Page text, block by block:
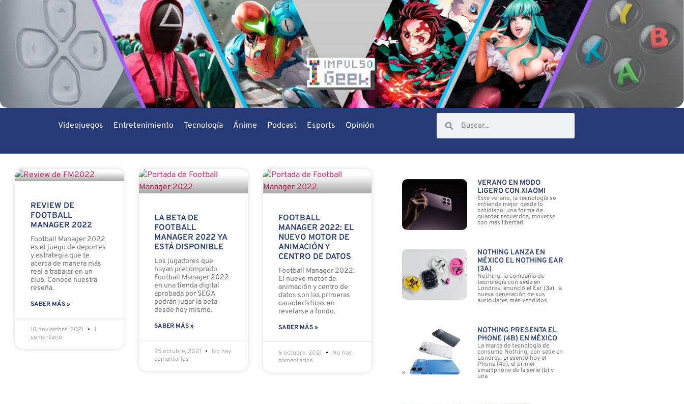
Videojuegos Entretenimiento Tecnología Ánime Podcast Esports Opinión
REVIEW DE
FOOTBALL
MANAGER 2022
Football Manager 2022
es el juego de deportes
y estrategia que te
acerca de manera más
real a trabajar en un
club. Conoce nuestra
reseña.
SABER MÁS »
10 noviembre, 2021
1
comentario
LA BETA DE
FOOTBALL
MANAGER 2022 YA
ESTÁ DISPONIBLE
Los jugadores que
hayan precomprado
Football Manager 2022
en una tienda digital
aprobada por SEGA
podrán jugar la beta
desde hoy mismo.
SABER MÁS »
25 octubre, 2021
No hay
comentarios
FOOTBALL
MANAGER 2022: EL
NUEVO MOTOR DE
ANIMACIÓN Y
CENTRO DE DATOS
Football Manager 2022:
El nuevo motor de
animación y centro de
datos son las primeras
características en
revelarse a fondo.
SABER MÁS »
6 octubre, 2021
No hay
comentarios
VERANO EN MODO
LIGERO CON XIAOMI
Este verano, la tecnología se
entiende mejor desde lo
cotidiano: una forma de
guardar recuerdos, moverse
con más libertad
NOTHING LANZA EN
MÉXICO EL NOTHING EAR
(3A)
Nothing, la compañía de
tecnología con sede en
Londres, anunció el Ear (3a), la
nueva generación de sus
auriculares más vendidos.
NOTHING PRESENTA EL
PHONE (4B) EN MÉXICO
La marca de tecnología de
consumo Nothing, con sede en
Londres, presentó hoy el
Phone (4b), el primer
smartphone de la serie (b) y
una